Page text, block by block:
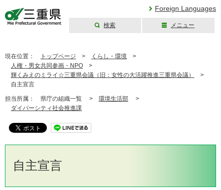
Foreign Languages
検索 メニュー
現在位置： トップページ > くらし・環境 >
人権・男女共同参画・NPO >
輝くみえのミライ☆三重県会議（旧：女性の大活躍推進三重県会議）
>
自主宣言
担当所属： 県庁の組織一覧 > 環境生活部 >
ダイバーシティ社会推進課
自主宣言